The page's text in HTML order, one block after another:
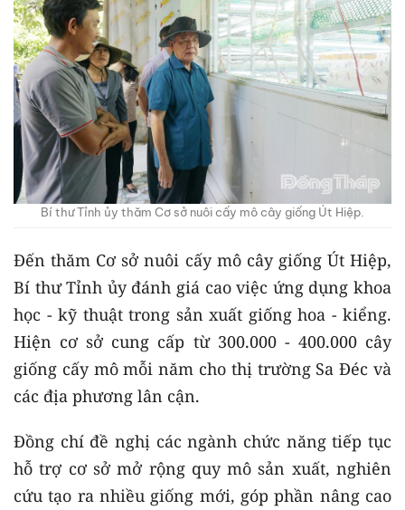
Bí thư Tỉnh ủy thăm Cơ sở nuôi cấy mô cây giống Út Hiệp.
Đến thăm Cơ sở nuôi cấy mô cây giống Út Hiệp,
Bí thư Tỉnh ủy đánh giá cao việc ứng dụng khoa
học - kỹ thuật trong sản xuất giống hoa - kiểng.
Hiện cơ sở cung cấp từ 300.000 - 400.000 cây
giống cấy mô mỗi năm cho thị trường Sa Đéc và
các địa phương lân cận.
Đồng chí đề nghị các ngành chức năng tiếp tục
hỗ trợ cơ sở mở rộng quy mô sản xuất, nghiên
cứu tạo ra nhiều giống mới, góp phần nâng cao